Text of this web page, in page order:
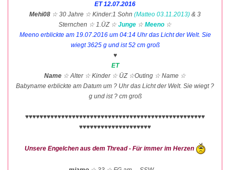
ET 12.07.2016
Mehi08 ☆ 30 Jahre ☆ Kinder:1 Sohn (Matteo 03.11.2013) & 3
Sternchen ☆ 1.ÜZ ☆ Junge ☆ Meeno ☆
Meeno erblickte am 19.07.2016 um 04:14 Uhr das Licht der Welt. Sie
wiegt 3625 g und ist 52 cm groß
♥
ET
Name ☆ Alter ☆ Kinder ☆ ÜZ ☆Outing ☆ Name ☆
Babyname erblickte am Datum um ? Uhr das Licht der Welt. Sie wiegt ?
g und ist ? cm groß
♥♥♥♥♥♥♥♥♥♥♥♥♥♥♥♥♥♥♥♥♥♥♥♥♥♥♥♥♥♥♥♥♥♥♥♥♥♥♥♥♥♥♥♥♥♥♥♥♥♥
♥♥♥♥♥♥♥♥♥♥♥♥♥♥♥♥♥♥♥♥
Unsere Engelchen aus dem Thread - Für immer im Herzen